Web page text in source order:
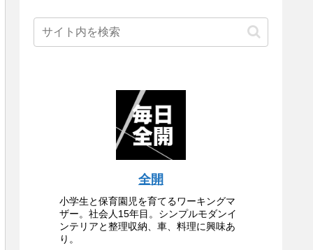
全開
小学生と保育園児を育てるワーキングマ
ザー。社会人15年目。シンプルモダンイ
ンテリアと整理収納、車、料理に興味あ
り。